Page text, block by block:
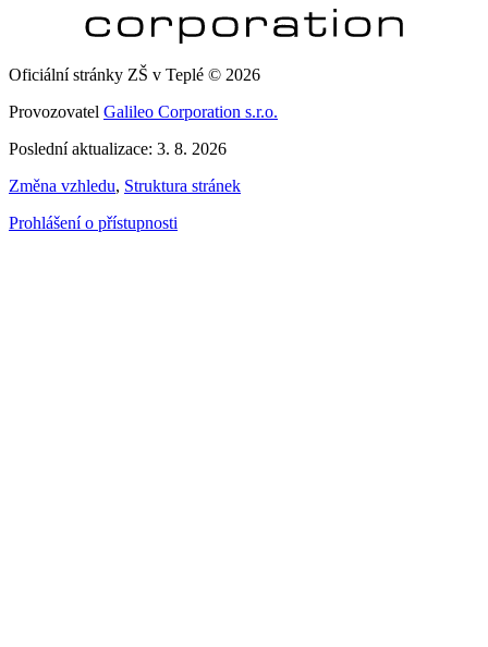
Oficiální stránky ZŠ v Teplé © 2026
Provozovatel Galileo Corporation s.r.o.
Poslední aktualizace: 3. 8. 2026
Změna vzhledu, Struktura stránek
Prohlášení o přístupnosti